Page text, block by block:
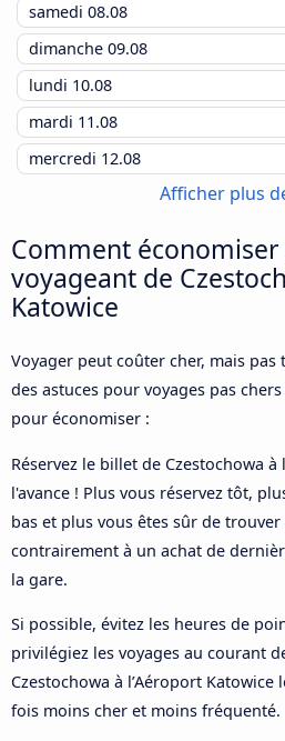
samedi 08.08
dimanche 09.08
lundi 10.08
mardi 11.08
mercredi 12.08
Afficher plus
Comment
voyageant de
Katowice
Voyager peut coûter cher, mais
des astuces pour voyages pas
pour économiser :
Réservez le billet de Czestochowa à
l'avance ! Plus vous réservez tôt,
bas et plus vous êtes sûr de
contrairement à un achat de
la gare.
Si possible, évitez les heures de
privilégiez les voyages au courant
Czestochowa à l’Aéroport
fois moins cher et moins fréquenté.